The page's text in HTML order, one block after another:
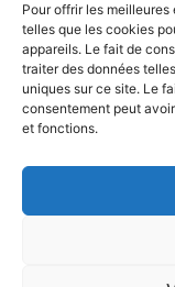
Pour offrir les
telles que les cookies
appareils. Le fait de
traiter des données
uniques sur ce site. Le
consentement peut
et fonctions.